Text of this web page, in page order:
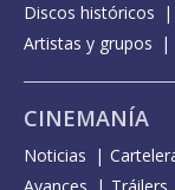
Discos históricos
Artistas y grupos
CINEMANÍA
Noticias